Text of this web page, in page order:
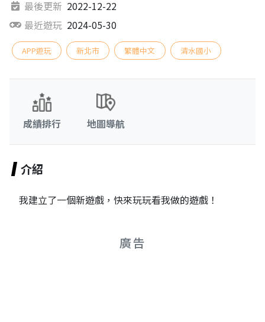
最後更新 2022-12-22
最近遊玩 2024-05-30
APP遊玩 新北市 繁體中文 清水國小
成績排行 地圖導航
介紹
我建立了一個新遊戲，快來玩玩看我做的遊戲！
廣告